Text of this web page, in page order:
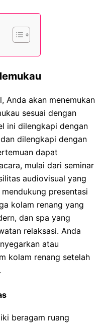
Anda akan menemukan
sesuai dengan
ini dilengkapi dengan
dilengkapi dengan
dapat
mulai dari seminar
audiovisual yang
presentasi
kolam renang yang
dan spa yang
relaksasi. Anda
atau
kolam renang setelah
beragam ruang